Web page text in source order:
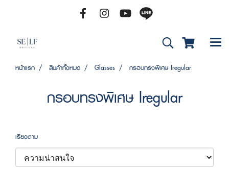
หน้าแรก สินค้าทั้งหมด Glasses กรอบทรงพิเศษ Iregular
กรอบทรงพิเศษ Iregular
เรียงตาม